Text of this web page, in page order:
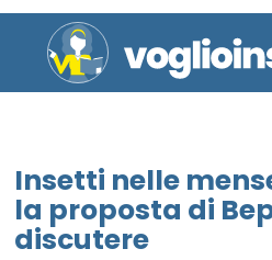
Insetti nelle
la proposta di
discutere